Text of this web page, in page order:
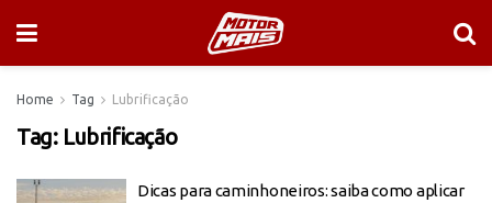
Home Tag Lubrificação
Tag: Lubrificação
Dicas para caminhoneiros: saiba como aplicar